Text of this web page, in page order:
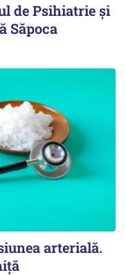
de Psihiatrie şi
Săpoca
arterială.